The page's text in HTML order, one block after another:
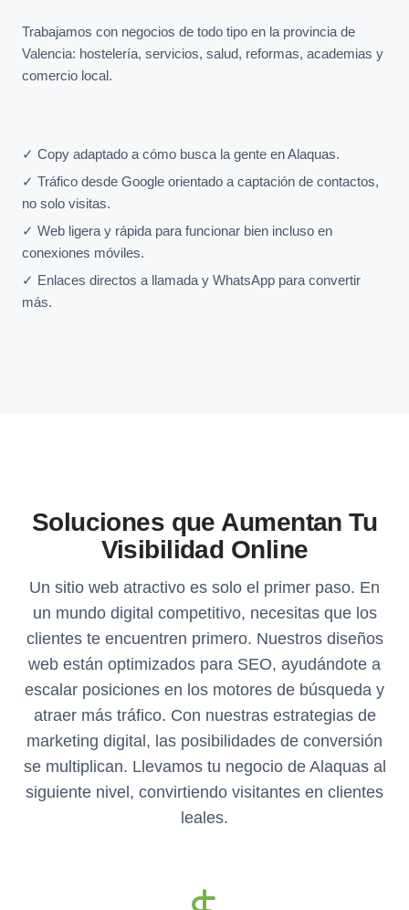
Trabajamos con negocios de todo tipo en la provincia de
Valencia: hostelería, servicios, salud, reformas, academias y
comercio local.
✓ Copy adaptado a cómo busca la gente en Alaquas.
✓ Tráfico desde Google orientado a captación de contactos,
no solo visitas.
✓ Web ligera y rápida para funcionar bien incluso en
conexiones móviles.
✓ Enlaces directos a llamada y WhatsApp para convertir
más.
Soluciones que Aumentan Tu
Visibilidad Online
Un sitio web atractivo es solo el primer paso. En
un mundo digital competitivo, necesitas que los
clientes te encuentren primero. Nuestros diseños
web están optimizados para SEO, ayudándote a
escalar posiciones en los motores de búsqueda y
atraer más tráfico. Con nuestras estrategias de
marketing digital, las posibilidades de conversión
se multiplican. Llevamos tu negocio de Alaquas al
siguiente nivel, convirtiendo visitantes en clientes
leales.